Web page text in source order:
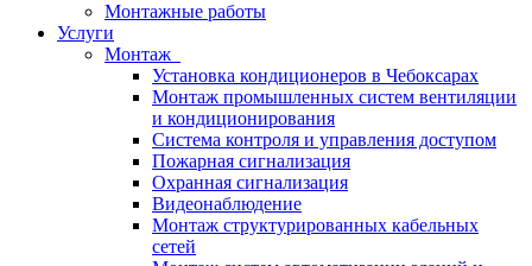
Монтажные работы
Услуги
Монтаж
Установка кондиционеров в Чебоксарах
Монтаж промышленных систем вентиляции
и кондиционирования
Система контроля и управления доступом
Пожарная сигнализация
Охранная сигнализация
Видеонаблюдение
Монтаж структурированных кабельных
сетей